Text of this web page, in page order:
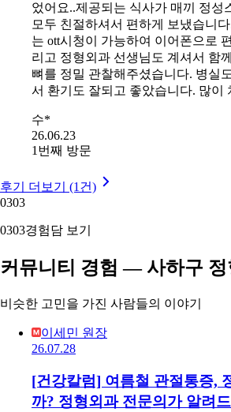
었어요..제공되는 식사가 매끼 정성
모두 친절하셔서 편하게 보냈습니
는 ott시청이 가능하여 이어폰으로
리고 정형외과 선생님도 계셔서 함
뼈를 정밀 관찰해주셨습니다. 병실
서 환기도 잘되고 좋았습니다. 많이
수*
26.06.23
1번째 방문
후기 더보기 (1건)
0303
0303경험담 보기
커뮤니티 경험 — 사하구 정
비슷한 고민을 가진 사람들의 이야기
이세민 원장
26.07.28
[건강칼럼] 여름철 관절통증,
까? 정형외과 전문의가 알려